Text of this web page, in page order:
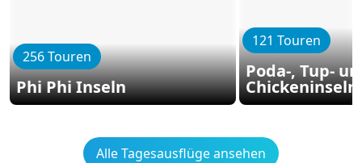
256 Touren
Phi Phi Inseln
121 Touren
Poda-, Tup-
Chickeninseln
Alle Tagesausflüge ansehen